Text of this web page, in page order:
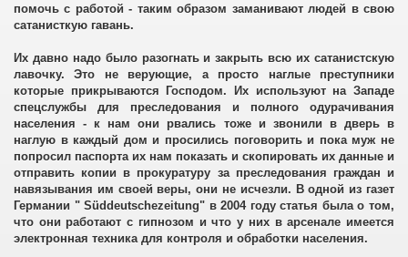
помочь с работой - таким образом заманивают людей в свою
сатанисткую гавань.
Их давно надо было разогнать и закрыть всю их сатанистскую
лавочку. Это не верующие, а просто наглые преступники
которые прикрываются Господом. Их используют на Западе
спецслужбы для преследования и полного одурачивания
населения - к нам они рвались тоже и звонили в дверь в
наглую в каждый дом и просились поговорить и пока муж не
попросил паспорта их нам показать и скопировать их данные и
отправить копии в прокуратуру за преследования граждан и
навязывания им своей веры, они не исчезли. В одной из газет
Германии " Süddeutschezeitung" в 2004 году статья была о том,
что они работают с гипнозом и что у них в арсенале имеется
электронная техника для контроля и обработки населения.